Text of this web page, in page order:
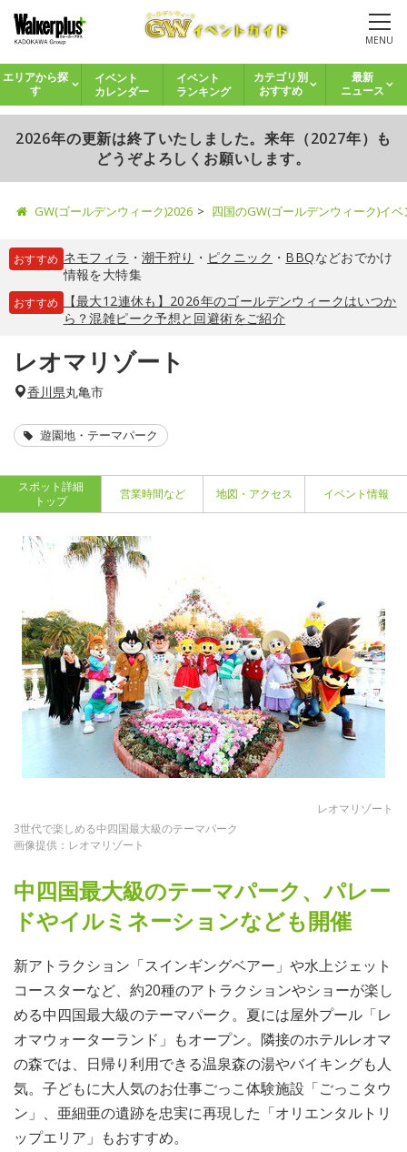
MENU
エリアから探
す
イベント
カレンダー
イベント
ランキング
カテゴリ別
おすすめ
最新
ニュース
2026年の更新は終了いたしました。来年（2027年）も
どうぞよろしくお願いします。
GW(ゴールデンウィーク)2026 四国のGW(ゴールデンウィーク)イ
おすすめ ネモフィラ ・ 潮干狩り ・ ピクニック ・ BBQなどおでかけ
情報を大特集
おすすめ
【最大12連休も】2026年のゴールデンウィークはいつか
ら？混雑ピーク予想と回避術をご紹介
レオマリゾート
香川県丸亀市
遊園地・テーマパーク
スポット詳細
トップ
営業時間など 地図・アクセス イベント情報
レオマリゾート
3世代で楽しめる中四国最大級のテーマパーク
画像提供：レオマリゾート
中四国最大級のテーマパーク、パレー
ドやイルミネーションなども開催
新アトラクション「スインギングベアー」や水上ジェット
コースターなど、約20種のアトラクションやショーが楽し
める中四国最大級のテーマパーク。夏には屋外プール「レ
オマウォーターランド」もオープン。隣接のホテルレオマ
の森では、日帰り利用できる温泉森の湯やバイキングも人
気。子どもに大人気のお仕事ごっこ体験施設「ごっこタウ
ン」、亜細亜の遺跡を忠実に再現した「オリエンタルトリ
ップエリア」もおすすめ。